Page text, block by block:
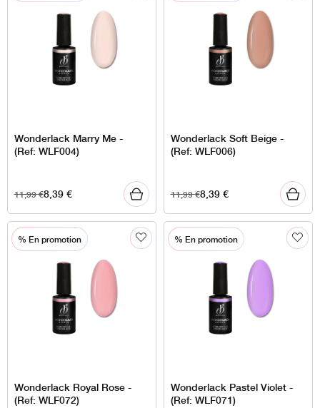
Wonderlack Marry Me -
(Ref: WLF004)
11,99€8,39€
Wonderlack Soft Beige -
(Ref: WLF006)
11,99€8,39€
% En promotion
Wonderlack Royal Rose -
(Ref: WLF072)
% En promotion
Wonderlack Pastel Violet -
(Ref: WLF071)